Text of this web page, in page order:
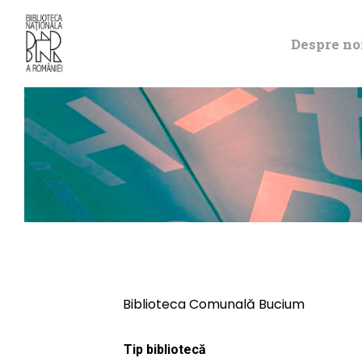
Despre
Biblioteca Comunală Bucium
Tip bibliotecă